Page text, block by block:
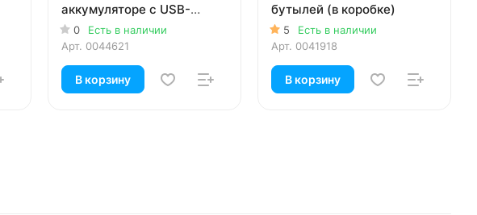
аккумуляторе с USB-
адаптером для 19л
бутылей (в коробке)
0
Есть в наличии
Арт. 0044621
В корзину
бутылей (в коробке)
5
Есть в наличии
Арт. 0041918
В корзину